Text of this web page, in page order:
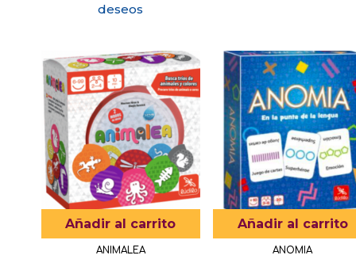
deseos
Añadir al carrito
ANIMALEA
Añadir al carrito
ANOMIA